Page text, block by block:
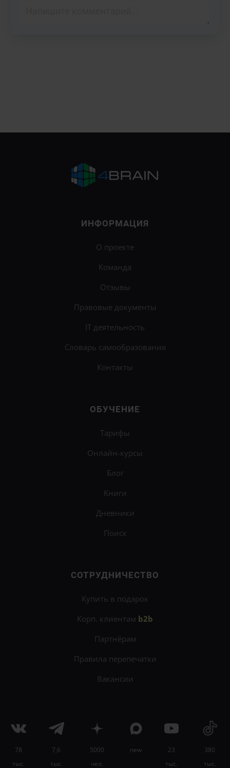
ИНФОРМАЦИЯ
О проекте
Команда
Отзывы
Правовые документы
IT деятельность
Словарь самообразования
Контакты
ОБУЧЕНИЕ
Тарифы
Онлайн-курсы
Блог
Книги
Дневники
Поиск
СОТРУДНИЧЕСТВО
Купить в подарок
Корп. клиентам b2b
Партнёрам
Правила перепечатки
Вакансии
78
тыс.
7,6
тыс.
5000
чел.
new
23
тыс.
380
тыс.